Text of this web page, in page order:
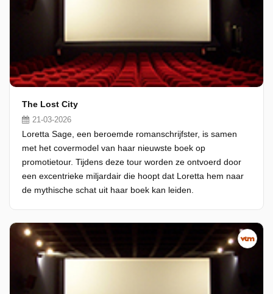
The Lost City
21-03-2026
Loretta Sage, een beroemde romanschrijfster, is samen
met het covermodel van haar nieuwste boek op
promotietour. Tijdens deze tour worden ze ontvoerd door
een excentrieke miljardair die hoopt dat Loretta hem naar
de mythische schat uit haar boek kan leiden.